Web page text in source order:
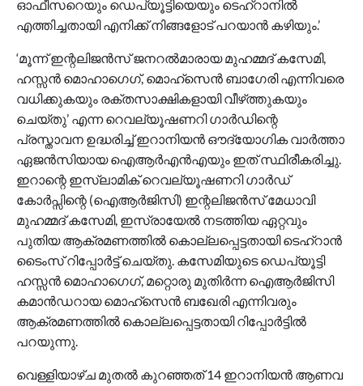
ഓഫീസറെയും ഡെപ്യൂട്ടിയെയും ടെഹ്‌റാനിൽ
എത്തിച്ചതായി എനിക്ക് നിങ്ങളോട് പറയാൻ കഴിയും.’
‘മൂന്ന് ഇന്റലിജൻസ് ജനറൽമാരായ മുഹമ്മദ് കസേമി,
ഹസ്സൻ മൊഹാഗെഗ്, മൊഹ്‌സെൻ ബാഗേരി എന്നിവരെ
വധിക്കുകയും രക്തസാക്ഷികളായി വീഴ്‌ത്തുകയും
ചെയ്തു’ എന്ന റെവല്യൂഷണറി ഗാർഡിന്റെ
പ്രസ്താവന ഉദ്ധരിച്ച് ഇറാനിയൻ ഔദ്യോഗിക വാർത്താ
ഏജൻസിയായ ഐആർഎൻഎയും ഇത് സ്ഥിരീകരിച്ചു.
ഇറാന്റെ ഇസ്ലാമിക് റെവല്യൂഷണറി ഗാർഡ്
കോർപ്സിന്റെ (ഐആർജിസി) ഇന്റലിജൻസ് മേധാവി
മുഹമ്മദ് കസേമി, ഇസ്രായേൽ നടത്തിയ ഏറ്റവും
പുതിയ ആക്രമണത്തിൽ കൊല്ലപ്പെട്ടതായി ടെഹ്‌റാൻ
ടൈംസ് റിപ്പോർട്ട് ചെയ്തു. കസേമിയുടെ ഡെപ്യൂട്ടി
ഹസ്സൻ മൊഹാഗെഗ്, മറ്റൊരു മുതിർന്ന ഐആർജിസി
കമാൻഡറായ മൊഹ്‌സെൻ ബഖേരി എന്നിവരും
ആക്രമണത്തിൽ കൊല്ലപ്പെട്ടതായി റിപ്പോർട്ടിൽ
പറയുന്നു.
വെള്ളിയാഴ്ച മുതൽ കുറഞ്ഞത് 14 ഇറാനിയൻ ആണവ